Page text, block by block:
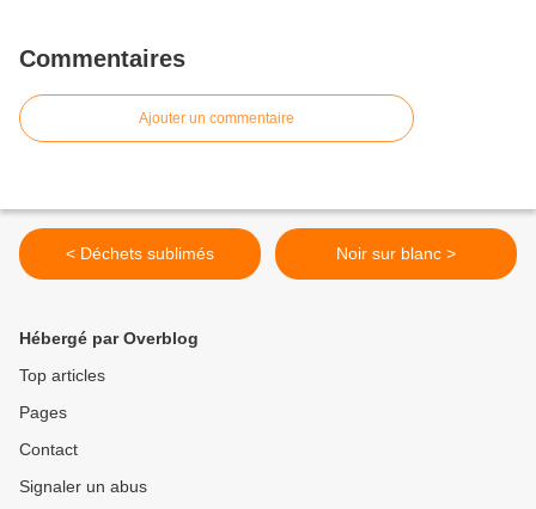
Commentaires
Ajouter un commentaire
< Déchets sublimés Noir sur blanc >
Hébergé par Overblog
Top articles
Pages
Contact
Signaler un abus